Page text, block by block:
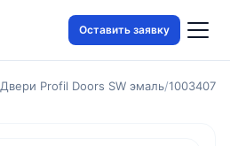
Оставить заявку
Двери Profil Doors SW эмаль/1003407